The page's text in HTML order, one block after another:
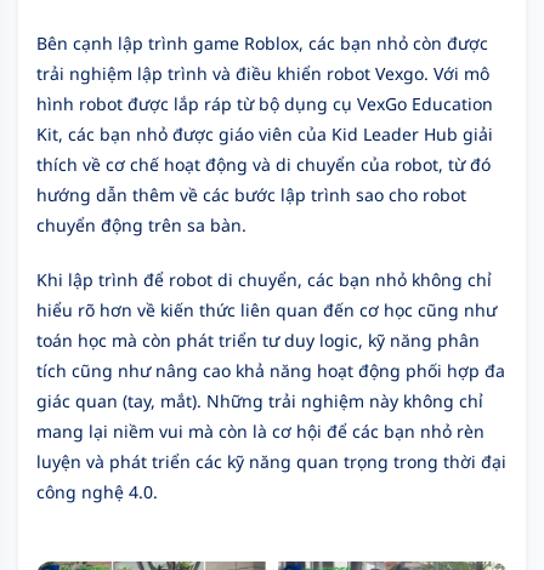
Bên cạnh lập trình game Roblox, các bạn nhỏ còn được
trải nghiệm lập trình và điều khiển robot Vexgo. Với mô
hình robot được lắp ráp từ bộ dụng cụ VexGo Education
Kit, các bạn nhỏ được giáo viên của Kid Leader Hub giải
thích về cơ chế hoạt động và di chuyển của robot, từ đó
hướng dẫn thêm về các bước lập trình sao cho robot
chuyển động trên sa bàn.
Khi lập trình để robot di chuyển, các bạn nhỏ không chỉ
hiểu rõ hơn về kiến thức liên quan đến cơ học cũng như
toán học mà còn phát triển tư duy logic, kỹ năng phân
tích cũng như nâng cao khả năng hoạt động phối hợp đa
giác quan (tay, mắt). Những trải nghiệm này không chỉ
mang lại niềm vui mà còn là cơ hội để các bạn nhỏ rèn
luyện và phát triển các kỹ năng quan trọng trong thời đại
công nghệ 4.0.